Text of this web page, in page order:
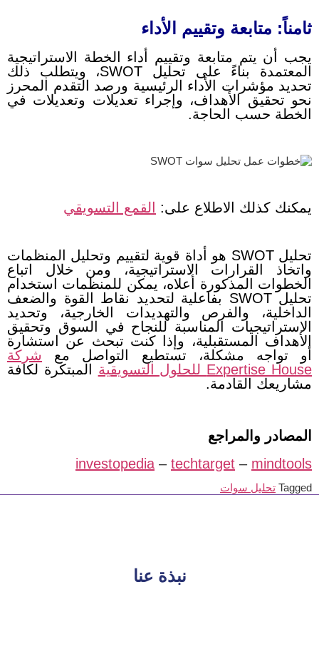
ثامناً: متابعة وتقييم الأداء
يجب أن يتم متابعة وتقييم أداء الخطة الاستراتيجية
المعتمدة بناءً على تحليل SWOT، ويتطلب ذلك
تحديد مؤشرات الأداء الرئيسية ورصد التقدم المحرز
نحو تحقيق الأهداف، وإجراء تعديلات وتعديلات في
الخطة حسب الحاجة.
يمكنك كذلك الاطلاع على: القمع التسويقي
تحليل SWOT هو أداة قوية لتقييم وتحليل المنظمات
واتخاذ القرارات الاستراتيجية، ومن خلال اتباع
الخطوات المذكورة أعلاه، يمكن للمنظمات استخدام
تحليل SWOT بفاعلية لتحديد نقاط القوة والضعف
الداخلية، والفرص والتهديدات الخارجية، وتحديد
الاستراتيجيات المناسبة للنجاح في السوق وتحقيق
الأهداف المستقبلية، وإذا كنت تبحث عن استشارة
أو تواجه مشكلة، تستطيع التواصل مع شركة
Expertise House للحلول التسويقية
المبتكرة لكافة
مشاريعك القادمة.
المصادر والمراجع
investopedia – techtarget – mindtools
Tagged تحليل سوات
نبذة عنا